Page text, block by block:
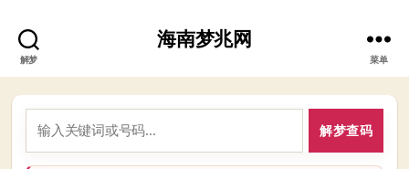
解梦
海南梦兆网
菜单
解梦查码